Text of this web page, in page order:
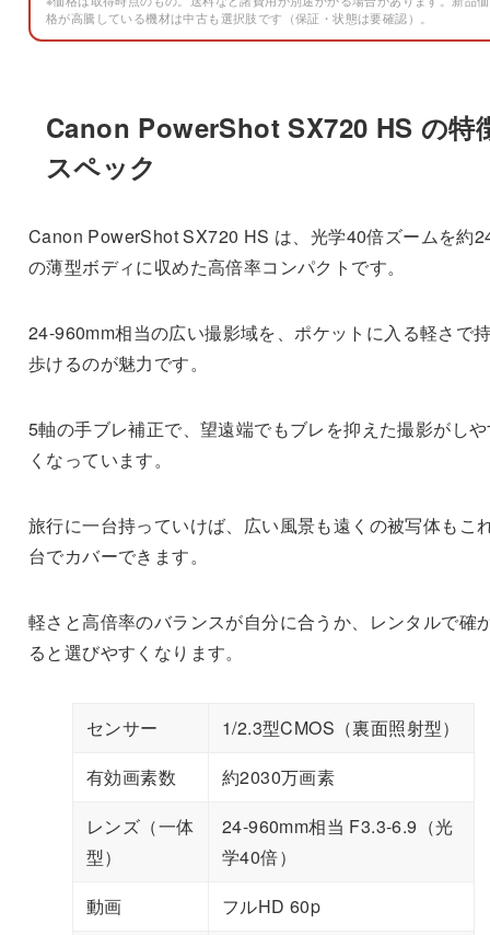
格が高騰している機材は中古も選択肢です（保証・状態は要確認）。
Canon PowerShot SX720 HS の特
スペック
Canon PowerShot SX720 HS は、光学40倍ズームを約
の薄型ボディに収めた高倍率コンパクトです。
24-960mm相当の広い撮影域を、ポケットに入る軽さで
歩けるのが魅力です。
5軸の手ブレ補正で、望遠端でもブレを抑えた撮影がし
くなっています。
旅行に一台持っていけば、広い風景も遠くの被写体もこ
台でカバーできます。
軽さと高倍率のバランスが自分に合うか、レンタルで確
ると選びやすくなります。
センサー
1/2.3型CMOS（裏面照射型）
有効画素数
約2030万画素
レンズ（一体
型）
24-960mm相当 F3.3-6.9（光
学40倍）
動画
フルHD 60p